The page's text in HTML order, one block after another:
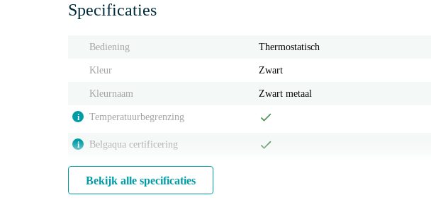
Specificaties
Bediening Thermostatisch
Kleur Zwart
Kleurnaam Zwart metaal
i Temperatuurbegrenzing
i Belgaqua certificering
Bekijk alle specificaties